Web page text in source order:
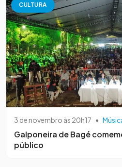
CULTURA
3 de novembro às 20h17 •
Galponeira de Bagé
público